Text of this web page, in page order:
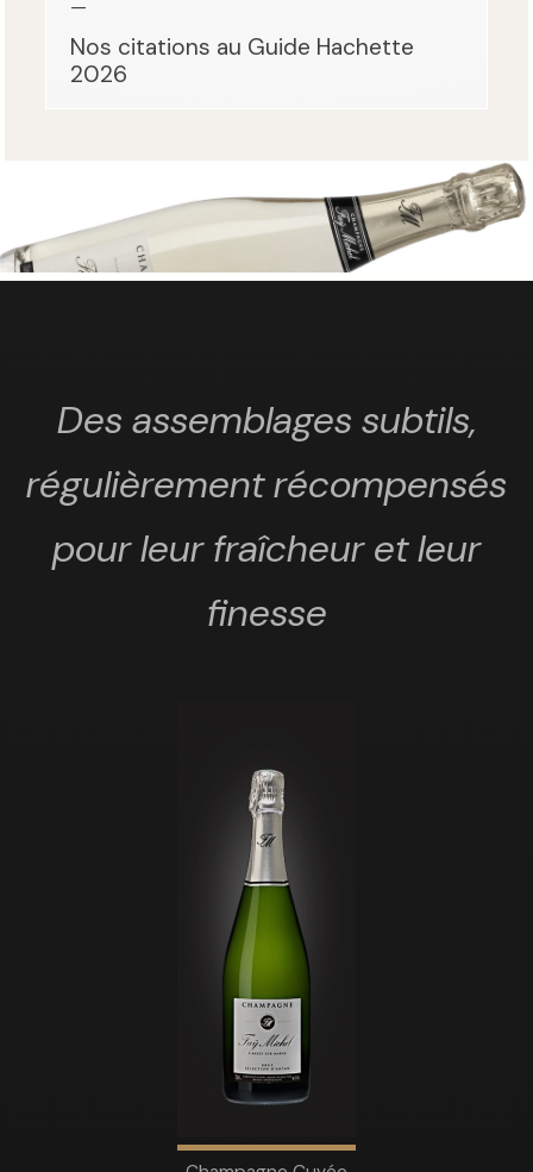
—
Nos citations au Guide Hachette
2026
Des assemblages subtils,
régulièrement récompensés
pour leur fraîcheur et leur
finesse